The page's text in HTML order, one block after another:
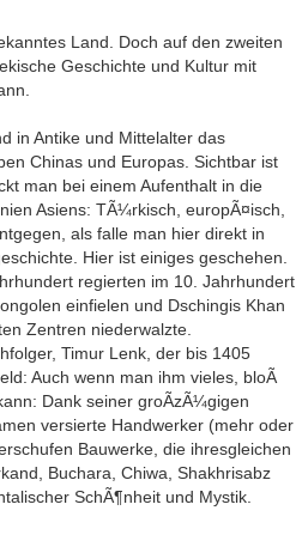
Land. Doch auf den zweiten
Geschichte und Kultur mit
in Antike und Mittelalter das
Chinas und Europas. Sichtbar ist
man bei einem Aufenthalt in die
Asiens: TÃ¼rkisch, europÃ¤isch,
als falle man hier direkt in
Hier ist einiges geschehen.
regierten im 10. Jahrhundert
einfielen und Dschingis Khan
Zentren niederwalzte.
Timur Lenk, der bis 1405
Auch wenn man ihm vieles, bloÃ
Dank seiner groÃzÃ¼gigen
versierte Handwerker (mehr oder
Bauwerke, die ihresgleichen
Buchara, Chiwa, Shakhrisabz
SchÃ¶nheit und Mystik.